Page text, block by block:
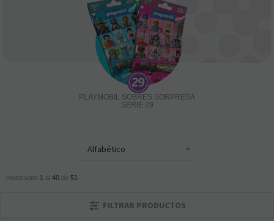
PLAYMOBIL SOBRES SORPRESA
SERIE 29
mostrando 1 al 40 de 51
FILTRAR PRODUCTOS